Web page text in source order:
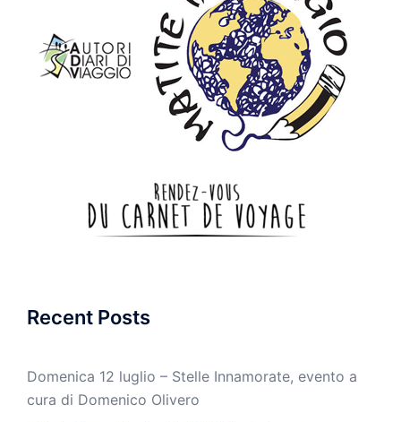
Recent Posts
Domenica 12 luglio – Stelle Innamorate, evento a
cura di Domenico Olivero